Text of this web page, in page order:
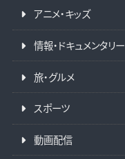
アニメ・キッズ
情報・ドキュメンタリー
旅・グルメ
スポーツ
動画配信